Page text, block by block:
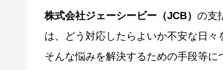
株式会社ジェーシービー（JCB） の支
は、どう対応したらよいか不安な日々
そんな悩みを解決するための手段等に